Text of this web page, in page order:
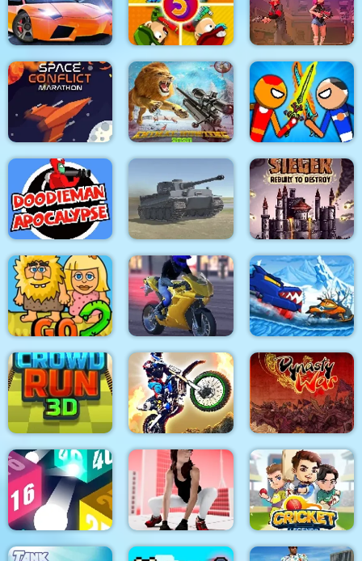
Hyper Racing
Madness
Zombie Idle Defense
Online
Mouse 2 Player Moto
Racing
City Car Stunt 4 Zombie Last Castle 5 Vortex 9
Space Conflict Wild animal hunting
Stick Warrior Hero
Battle
DoodieMan
Apocalypse
World of War Tanks
Sieger Rebuilt
Destroy
Adam and Eve Go 2
Extreme Motorcycle
Simulator
Car Eats Car: Winter
Adventure
Crowd Run 3D Dirt Bike Racing Duel Dynasty War